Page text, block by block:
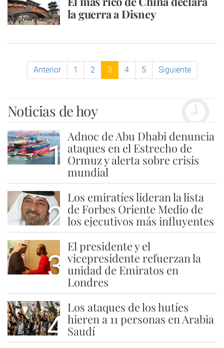
la guerra a Disney
Anterior 1 2 3 4 5 Siguiente
Noticias de hoy
1
Adnoc de Abu Dhabi denuncia
ataques en el Estrecho de
Ormuz y alerta sobre crisis
mundial
2
Los emiratíes lideran la lista
de Forbes Oriente Medio de
los ejecutivos más influyentes
3
El presidente y el
vicepresidente refuerzan la
unidad de Emiratos en
Londres
4
Los ataques de los hutíes
hieren a 11 personas en Arabia
Saudí